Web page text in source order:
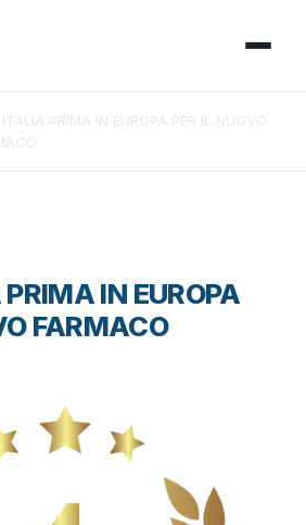
PRIMA IN EUROPA PER IL NUOVO
IN EUROPA
FARMACO